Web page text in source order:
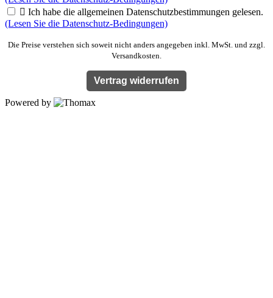
 Ich habe die allgemeinen Datenschutzbestimmungen gelesen.
(Lesen Sie die Datenschutz-Bedingungen)
Die Preise verstehen sich soweit nicht anders angegeben inkl. MwSt. und zzgl.
Versandkosten.
Vertrag widerrufen
Powered by